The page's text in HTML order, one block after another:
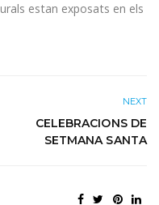
estan exposats en els
NEXT
CELEBRACIONS DE
SETMANA SANTA